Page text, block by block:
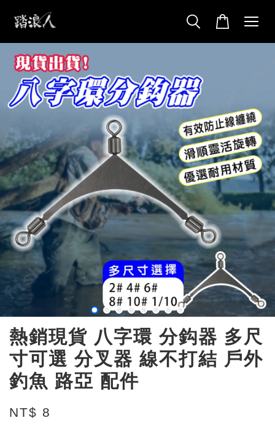
熱銷現貨 八字環 分鈎器 多尺
寸可選 分叉器 線不打結 戶外
釣魚 路亞 配件
NT$ 8